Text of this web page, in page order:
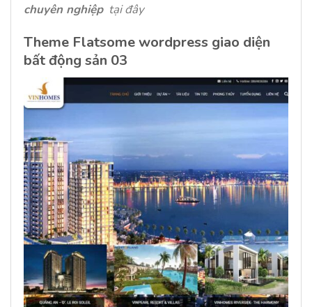
chuyên nghiệptại đây
Theme Flatsome wordpress giao diện
bất động sản 03